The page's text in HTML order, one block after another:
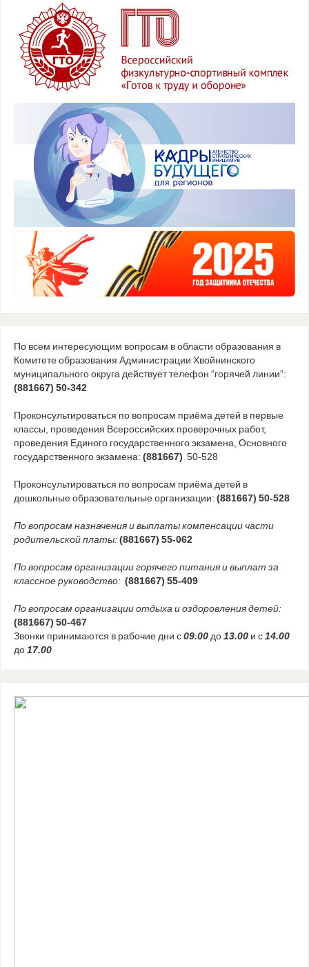
По всем интересующим вопросам в области образования в
Комитете образования Администрации Хвойнинского
муниципального округа действует телефон “горячей линии”:
(881667) 50-342
Проконсультироваться по вопросам приёма детей в первые
классы, проведения Всероссийских проверочных работ,
проведения Единого государственного экзамена, Основного
государственного экзамена: (881667) 50-528
Проконсультироваться по вопросам приёма детей в
дошкольные образовательные организации: (881667) 50-528
По вопросам назначения и выплаты компенсации части
родительской платы:(881667) 55-062
По вопросам организации горячего питания и выплат за
классное руководство:(881667) 55-409
По вопросам организации отдыха и оздоровления детей:
(881667) 50-467
Звонки принимаются в рабочие дни с09.00до13.00и с14.00
до17.00